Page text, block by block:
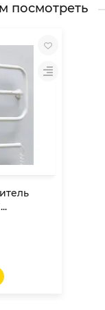
посмотреть